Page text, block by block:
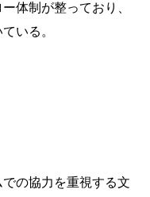
体制が整っており、
いる。
の協力を重視する文